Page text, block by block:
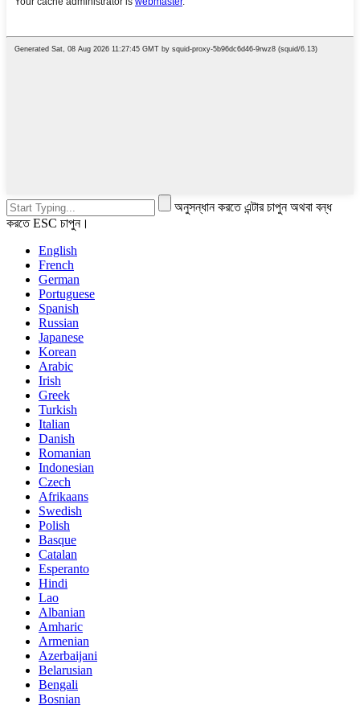
অনুসন্ধান করতে এন্টার চাপুন অথবা বন্ধ
করতে ESC চাপুন।
English
French
German
Portuguese
Spanish
Russian
Japanese
Korean
Arabic
Irish
Greek
Turkish
Italian
Danish
Romanian
Indonesian
Czech
Afrikaans
Swedish
Polish
Basque
Catalan
Esperanto
Hindi
Lao
Albanian
Amharic
Armenian
Azerbaijani
Belarusian
Bengali
Bosnian